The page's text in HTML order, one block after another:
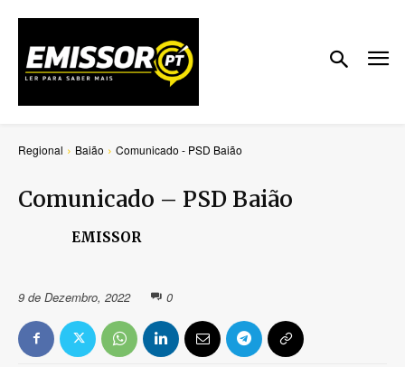
Regional Baião Comunicado - PSD Baião
Comunicado – PSD Baião
EMISSOR
9 de Dezembro, 2022 0